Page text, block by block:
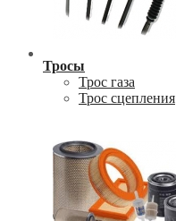
Тросы
Трос газа
Трос сцепления